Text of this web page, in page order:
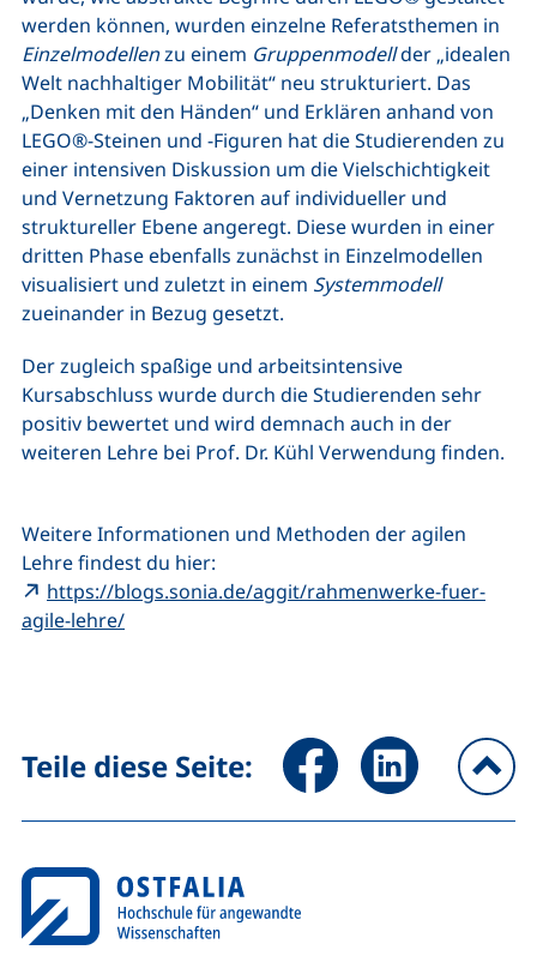
werden können, wurden einzelne Referatsthemen in
Einzelmodellenzu einem Gruppenmodellder „idealen
Welt nachhaltiger Mobilität“ neu strukturiert. Das
„Denken mit den Händen“ und Erklären anhand von
LEGO®-Steinen und -Figuren hat die Studierenden zu
einer intensiven Diskussion um die Vielschichtigkeit
und Vernetzung Faktoren auf individueller und
struktureller Ebene angeregt. Diese wurden in einer
dritten Phase ebenfalls zunächst in Einzelmodellen
visualisiert und zuletzt in einem Systemmodell
zueinander in Bezug gesetzt.
Der zugleich spaßige und arbeitsintensive
Kursabschluss wurde durch die Studierenden sehr
positiv bewertet und wird demnach auch in der
weiteren Lehre bei Prof. Dr. Kühl Verwendung finden.
Weitere Informationen und Methoden der agilen
Lehre findest du hier:
https://blogs.sonia.de/aggit/rahmenwerke-fuer-
agile-lehre/(externer Link, öffnet neues Fenster)
Teile diese Seite: Seite über Facebook teilen
Seite über